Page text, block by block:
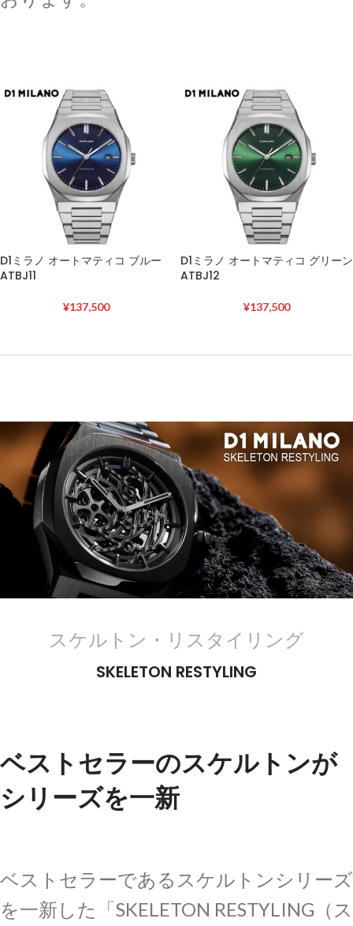
D1ミラノ オートマティコ ブルー
ATBJ11
¥137,500
D1ミラノ オートマティコ グリーン
ATBJ12
¥137,500
スケルトン・リスタイリング
SKELETON RESTYLING
ベストセラーのスケルトンが
シリーズを一新
ベストセラーであるスケルトンシリーズ
を一新した「SKELETON RESTYLING（ス